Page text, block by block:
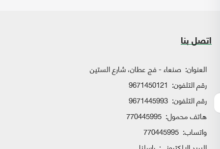
اتصل بنا
العنوان: صنعاء - فج عطان، شارع الستين
رقم التلفون: 9671450121
رقم التلفون: 9671445993
هاتف محمول: 770445995
واتساب: